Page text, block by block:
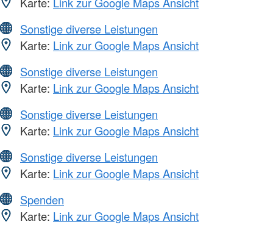
Sonstige diverse Leistungen
Karte: Link zur Google Maps Ansicht
Sonstige diverse Leistungen
Karte: Link zur Google Maps Ansicht
Sonstige diverse Leistungen
Karte: Link zur Google Maps Ansicht
Sonstige diverse Leistungen
Karte: Link zur Google Maps Ansicht
Spenden
Karte: Link zur Google Maps Ansicht